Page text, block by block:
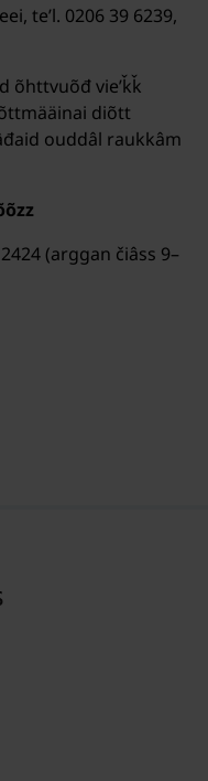
teʹl. 0206 39 6239,
õhttvuõđ vieʹǩǩ
diõtt
ouddâl raukkâm
(arggan čiâss 9–